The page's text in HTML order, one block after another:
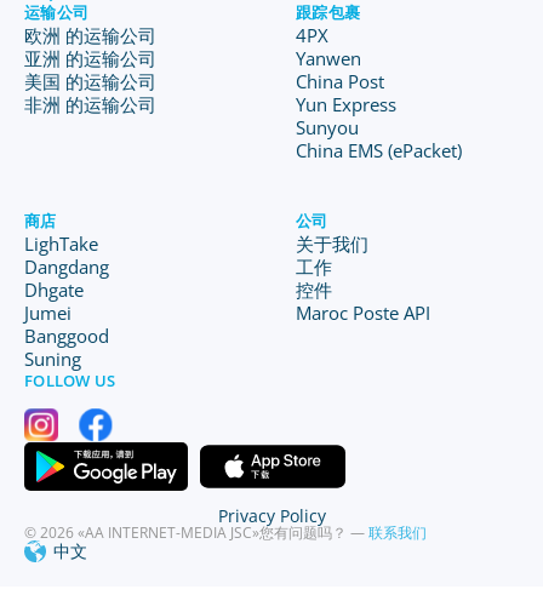
运输公司
欧洲 的运输公司
亚洲 的运输公司
美国 的运输公司
非洲 的运输公司
跟踪包裹
4PX
Yanwen
China Post
Yun Express
Sunyou
China EMS (ePacket)
商店
LighTake
Dangdang
Dhgate
Jumei
Banggood
Suning
公司
关于我们
工作
控件
Maroc Poste API
FOLLOW US
© 2026 «AA INTERNET-MEDIA JSC»您有问题吗？ —联系我们
中文
Privacy Policy